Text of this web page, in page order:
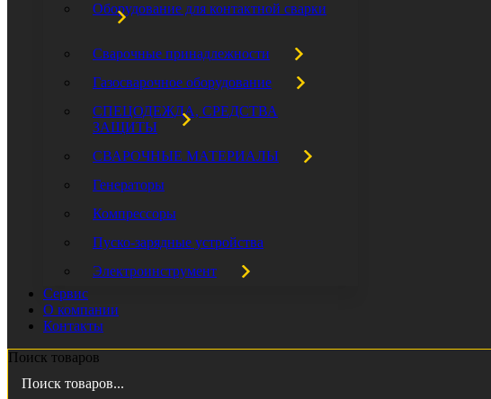
Оборудование для контактной сварки
Сварочные принадлежности
Газосварочное оборудование
СПЕЦОДЕЖДА, СРЕДСТВА
ЗАЩИТЫ
СВАРОЧНЫЕ МАТЕРИАЛЫ
Генераторы
Компрессоры
Пуско-зарядные устройства
Электроинструмент
Сервис
О компании
Контакты
Поиск товаров